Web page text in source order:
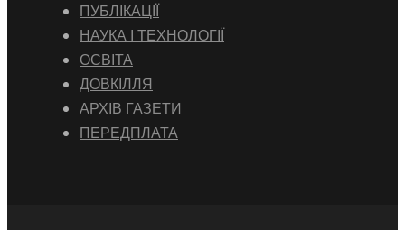
ПУБЛІКАЦІЇ
НАУКА І ТЕХНОЛОГІЇ
ОСВІТА
ДОВКІЛЛЯ
АРХІВ ГАЗЕТИ
ПЕРЕДПЛАТА